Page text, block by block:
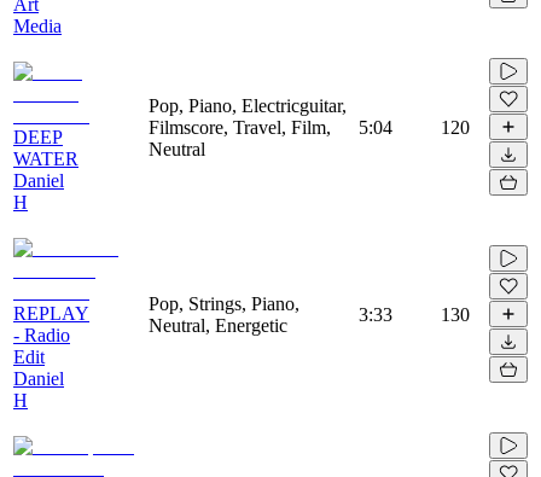
Media
DEEP
WATER
Daniel
H
Pop, Piano, Electricguitar,
Filmscore, Travel, Film,
Neutral
5:04 120
REPLAY
- Radio
Edit
Daniel
H
Pop, Strings, Piano,
Neutral, Energetic
3:33 130